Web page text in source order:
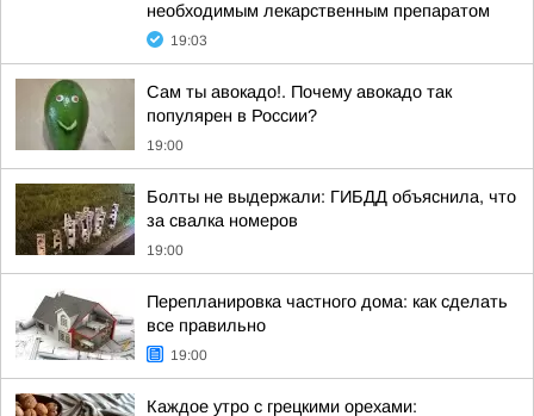
необходимым лекарственным препаратом
19:03
Сам ты авокадо!. Почему авокадо так
популярен в России?
19:00
Болты не выдержали: ГИБДД объяснила, что
за свалка номеров
19:00
Перепланировка частного дома: как сделать
все правильно
19:00
Каждое утро с грецкими орехами: